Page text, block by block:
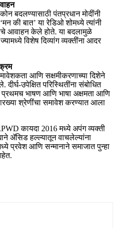
बदलण्यासाठी पंतप्रधान मोदींनी
की बात’ या रेडिओ शोमध्ये त्यांनी
आवाहन केले होते. या बदलामुळे
विशेष दिव्यांग व्यक्तींना आदर
आणि सक्षमीकरणाच्या दिशेने
उपेक्षित परिस्थितींना संबोधित
भाषण आणि भाषा अक्षमता आणि
श्रेणींचा समावेश करण्यात आला
कायदा 2016 मध्ये अपंग व्यक्ती
ॲसिड हल्ल्यातून वाचलेल्यांना
प्रवेश आणि सन्मानाने समाजात पुन्हा